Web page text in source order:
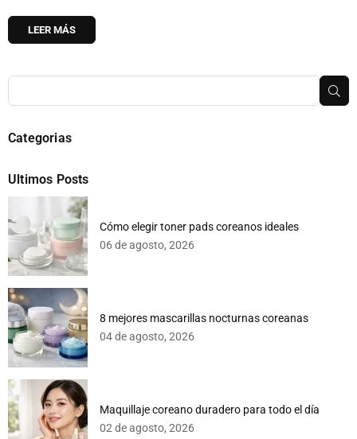
LEER MÁS
Categorias
Ultimos Posts
Cómo elegir toner pads coreanos ideales
06 de agosto, 2026
8 mejores mascarillas nocturnas coreanas
04 de agosto, 2026
Maquillaje coreano duradero para todo el día
02 de agosto, 2026